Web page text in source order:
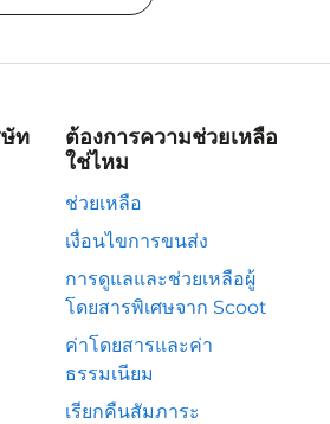
ท
ต้องการความช่วยเหลือ
ใช่ไหม
ช่วยเหลือ
เงื่อนไขการขนส่ง
การดูแลและช่วยเหลือผู้
โดยสารพิเศษจาก Scoot
ค่าโดยสารและค่า
ธรรมเนียม
เรียกคืนสัมภาระ